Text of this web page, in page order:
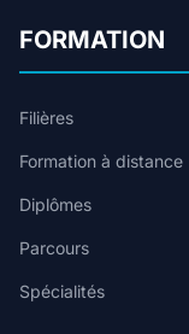
FORMATION
Filières
Formation à distance
Diplômes
Parcours
Spécialités